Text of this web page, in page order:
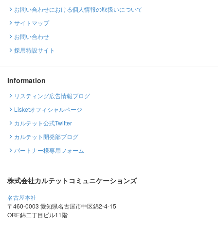
お問い合わせにおける個人情報の取扱いについて
サイトマップ
お問い合わせ
採用特設サイト
Information
リスティング広告情報ブログ
Lisketオフィシャルページ
カルテット公式Twitter
カルテット開発部ブログ
パートナー様専用フォーム
株式会社カルテットコミュニケーションズ
名古屋本社
〒460-0003 愛知県名古屋市中区錦2-4-15
ORE錦二丁目ビル11階